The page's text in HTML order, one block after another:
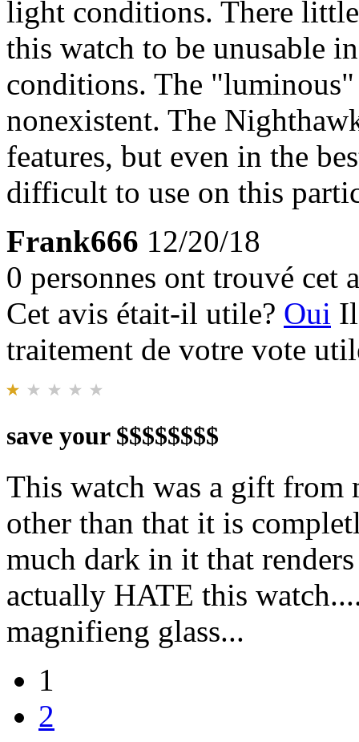
light conditions. There
this watch to be unusable
conditions. The
nonexistent. The
features, but even in the
difficult to use on this
Frank666 12/20/18
0 personnes ont trouvé cet
Cet avis était-il utile? Oui
traitement de votre vote
save your $$$$$$$$
This watch was a gift from
other than that it is
much dark in it that
actually HATE this
magnifieng glass...
1
2